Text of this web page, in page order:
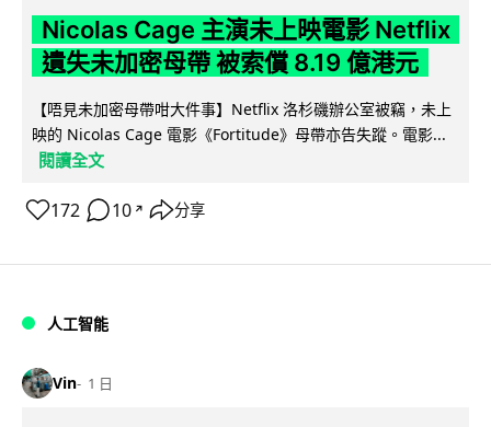
Nicolas Cage 主演未上映電影 Netflix
遺失未加密母帶 被索償 8.19 億港元
【唔見未加密母帶咁大件事】Netflix 洛杉磯辦公室被竊，未上
映的 Nicolas Cage 電影《Fortitude》母帶亦告失蹤。電影...
閱讀全文
172 10 ↗ 分享
人工智能
Vin 1 日